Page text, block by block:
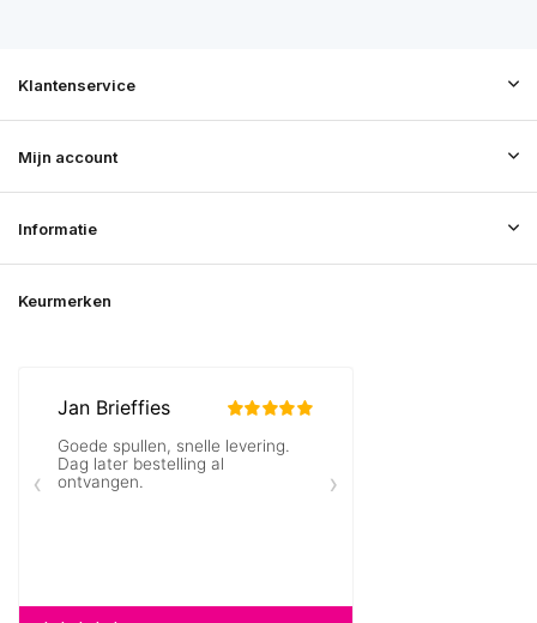
Klantenservice
Mijn account
Informatie
Keurmerken